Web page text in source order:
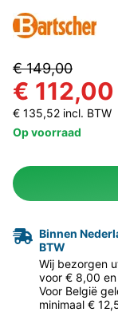
€ 149,00
€ 112,00
€ 135,52 incl. BTW
Op voorraad
Binnen
BTW
Wij bezorgen
voor € 8,00
Voor België
minimaal €